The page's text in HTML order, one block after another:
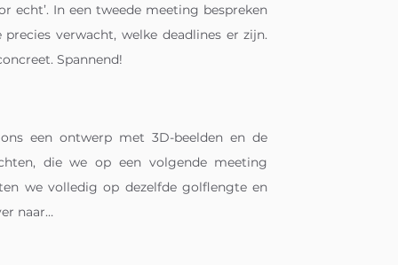
echt’. In een tweede meeting bespreken
verwacht, welke deadlines er zijn.
Spannend!
een ontwerp met 3D-beelden en de
die we op een volgende meeting
we volledig op dezelfde golflengte en
naar…